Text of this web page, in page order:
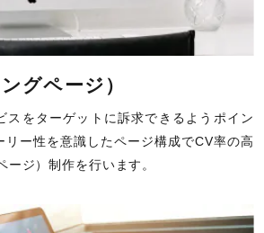
グページ）
スをターゲットに訴求できるようポイン
リー性を意識したページ構成でCV率の高
ージ）制作を行います。